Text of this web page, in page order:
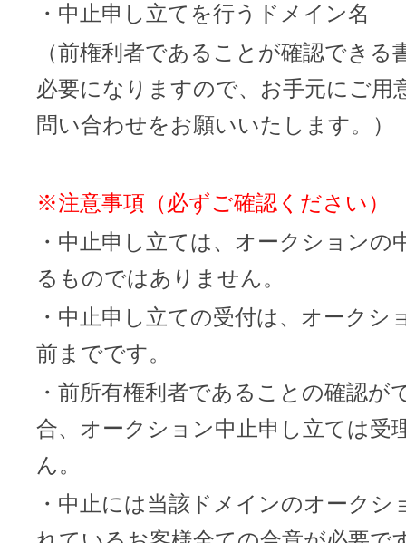
全Officeアプリが月額で使える
Microsoft 365
・中止申し立てを行うドメイン名
（前権利者であることが確認できる
必要になりますので、お手元にご用
問い合わせをお願いいたします。）
※注意事項（必ずご確認ください）
・中止申し立ては、オークションの
るものではありません。
・中止申し立ての受付は、オークシ
前までです。
・前所有権利者であることの確認が
合、オークション中止申し立ては受
ん。
・中止には当該ドメインのオークシ